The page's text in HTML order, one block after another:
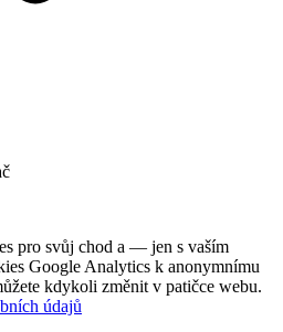
pro svůj chod a — jen s vaším
Google Analytics k anonymnímu
kdykoli změnit v patičce webu.
údajů